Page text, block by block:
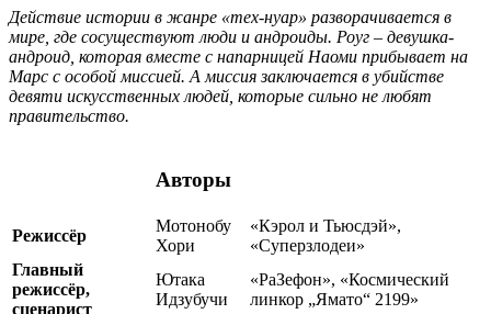
Действие истории в жанре «тех-нуар» разворачивается в
мире, где сосуществуют люди и андроиды. Роуг – девушка-
андроид, которая вместе с напарницей Наоми прибывает на
Марс с особой миссией. А миссия заключается в убийстве
девяти искусственных людей, которые сильно не любят
правительство.
Авторы
Режиссёр
Мотонобу
Хори
«Кэрол и Тьюсдэй»,
«Суперзлодеи»
Главный
режиссёр,
сценарист
Ютака
Идзубучи
«РаЗефон», «Космический
линкор „Ямато“ 2199»